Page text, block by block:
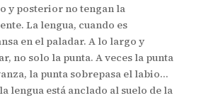
y posterior no tengan la
La lengua, cuando es
en el paladar. A lo largo y
no solo la punta. A veces la punta
la punta sobrepasa el labio…
lengua está anclado al suelo de la